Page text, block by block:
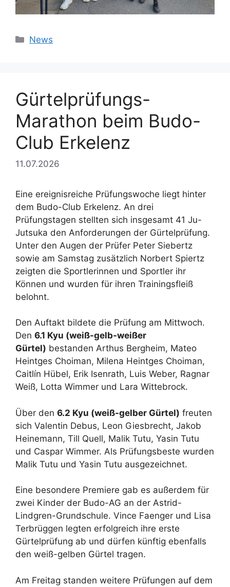
Kategorien
News
Gürtelprüfungs-
Marathon beim Budo-
Club Erkelenz
11.07.2026
Eine ereignisreiche Prüfungswoche liegt hinter
dem Budo-Club Erkelenz. An drei
Prüfungstagen stellten sich insgesamt 41 Ju-
Jutsuka den Anforderungen der Gürtelprüfung.
Unter den Augen der Prüfer Peter Siebertz
sowie am Samstag zusätzlich Norbert Spiertz
zeigten die Sportlerinnen und Sportler ihr
Können und wurden für ihren Trainingsfleiß
belohnt.
Den Auftakt bildete die Prüfung am Mittwoch.
Den 6.1 Kyu (weiß-gelb-weißer
Gürtel) bestanden Arthus Bergheim, Mateo
Heintges Choiman, Milena Heintges Choiman,
Caitlín Hübel, Erik Isenrath, Luis Weber, Ragnar
Weiß, Lotta Wimmer und Lara Wittebrock.
Über den 6.2 Kyu (weiß-gelber Gürtel) freuten
sich Valentin Debus, Leon Giesbrecht, Jakob
Heinemann, Till Quell, Malik Tutu, Yasin Tutu
und Caspar Wimmer. Als Prüfungsbeste wurden
Malik Tutu und Yasin Tutu ausgezeichnet.
Eine besondere Premiere gab es außerdem für
zwei Kinder der Budo-AG an der Astrid-
Lindgren-Grundschule. Vince Faenger und Lisa
Terbrüggen legten erfolgreich ihre erste
Gürtelprüfung ab und dürfen künftig ebenfalls
den weiß-gelben Gürtel tragen.
Am Freitag standen weitere Prüfungen auf dem